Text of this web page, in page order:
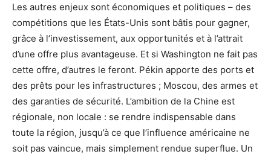
Les autres enjeux sont économiques et politiques – des
compétitions que les États-Unis sont bâtis pour gagner,
grâce à l’investissement, aux opportunités et à l’attrait
d’une offre plus avantageuse. Et si Washington ne fait pas
cette offre, d’autres le feront. Pékin apporte des ports et
des prêts pour les infrastructures ; Moscou, des armes et
des garanties de sécurité. L’ambition de la Chine est
régionale, non locale : se rendre indispensable dans
toute la région, jusqu’à ce que l’influence américaine ne
soit pas vaincue, mais simplement rendue superflue. Un